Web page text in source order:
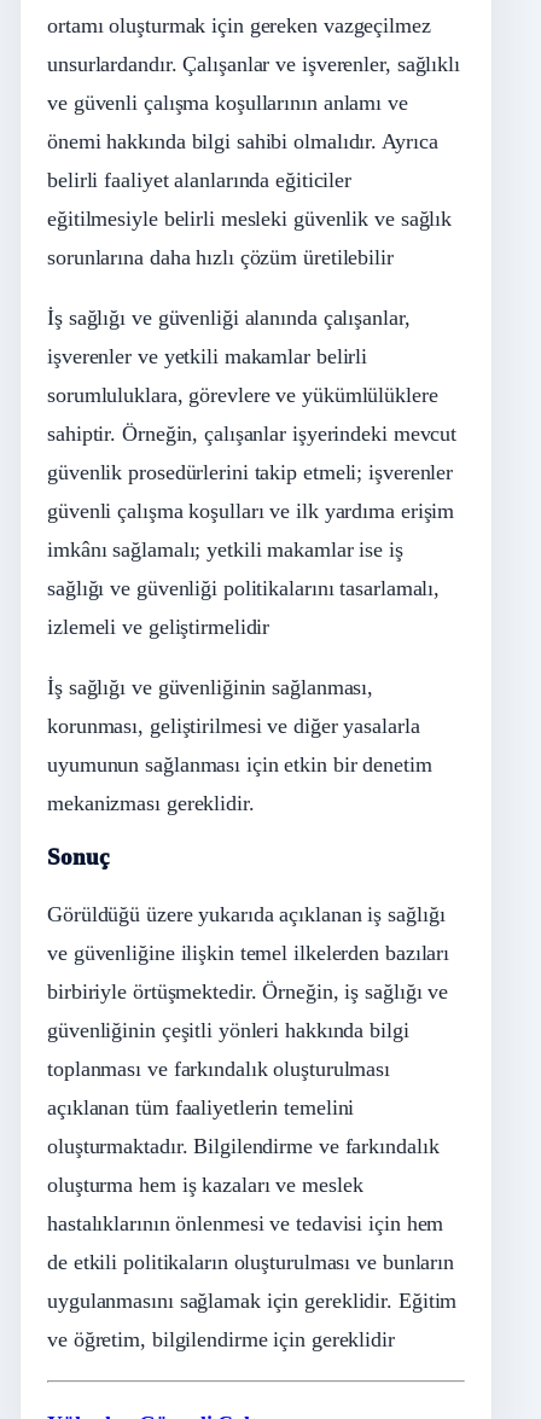
ortamı oluşturmak için gereken vazgeçilmez
unsurlardandır. Çalışanlar ve işverenler, sağlıklı
ve güvenli çalışma koşullarının anlamı ve
önemi hakkında bilgi sahibi olmalıdır. Ayrıca
belirli faaliyet alanlarında eğiticiler
eğitilmesiyle belirli mesleki güvenlik ve sağlık
sorunlarına daha hızlı çözüm üretilebilir
İş sağlığı ve güvenliği alanında çalışanlar,
işverenler ve yetkili makamlar belirli
sorumluluklara, görevlere ve yükümlülüklere
sahiptir. Örneğin, çalışanlar işyerindeki mevcut
güvenlik prosedürlerini takip etmeli; işverenler
güvenli çalışma koşulları ve ilk yardıma erişim
imkânı sağlamalı; yetkili makamlar ise iş
sağlığı ve güvenliği politikalarını tasarlamalı,
izlemeli ve geliştirmelidir
İş sağlığı ve güvenliğinin sağlanması,
korunması, geliştirilmesi ve diğer yasalarla
uyumunun sağlanması için etkin bir denetim
mekanizması gereklidir.
Sonuç
Görüldüğü üzere yukarıda açıklanan iş sağlığı
ve güvenliğine ilişkin temel ilkelerden bazıları
birbiriyle örtüşmektedir. Örneğin, iş sağlığı ve
güvenliğinin çeşitli yönleri hakkında bilgi
toplanması ve farkındalık oluşturulması
açıklanan tüm faaliyetlerin temelini
oluşturmaktadır. Bilgilendirme ve farkındalık
oluşturma hem iş kazaları ve meslek
hastalıklarının önlenmesi ve tedavisi için hem
de etkili politikaların oluşturulması ve bunların
uygulanmasını sağlamak için gereklidir. Eğitim
ve öğretim, bilgilendirme için gereklidir